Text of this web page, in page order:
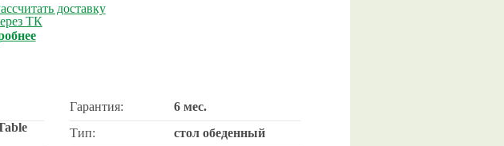
доставку
ТК
Гарантия:
6 мес.
Тип:
стол обеденный